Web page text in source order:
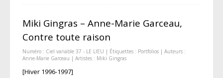
Miki Gingras – Anne-Marie Garceau,
Contre toute raison
Numéro : Ciel variable 37 - LE LIEU | Étiquettes : Portfolios| Auteurs :
Anne-Marie Garceau | Artistes : Miki Gingras
[Hiver 1996-1997]